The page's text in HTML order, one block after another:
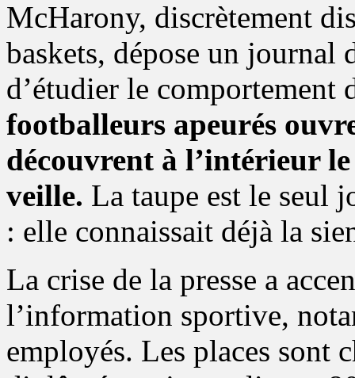
McHarony, discrètement
baskets, dépose un journal
d’étudier le comportement
footballeurs apeurés
découvrent à l’intérieur
veille. La taupe est le seul
: elle connaissait déjà la
La crise de la presse a
l’information sportive,
employés. Les places sont